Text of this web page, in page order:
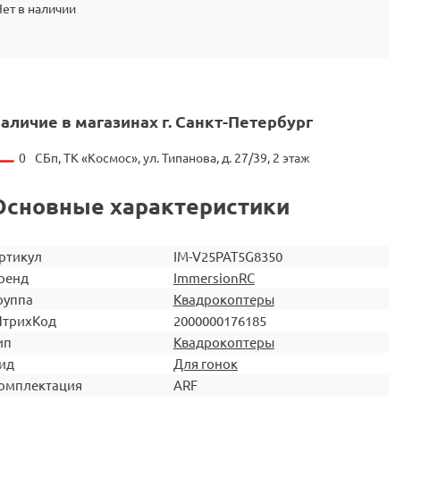
в наличии
в магазинах г. Санкт-Петербург
0 СБп, ТК «Космос», ул. Типанова, д. 27/39, 2 этаж
характеристики
IM-V25PAT5G8350
ImmersionRC
Квадрокоптеры
2000000176185
Квадрокоптеры
Для гонок
ARF